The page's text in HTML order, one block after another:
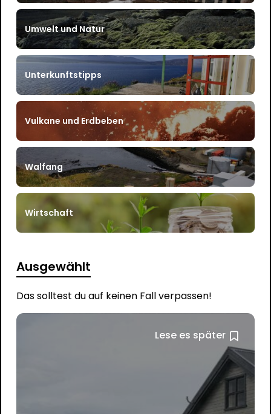
Umwelt und Natur
Unterkunftstipps
Vulkane und Erdbeben
Walfang
Wirtschaft
Ausgewählt
Das solltest du auf keinen Fall verpassen!
Lese es später